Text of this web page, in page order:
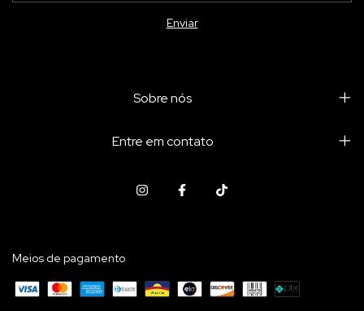
Sobre nós
Entre em contato
Meios de pagamento